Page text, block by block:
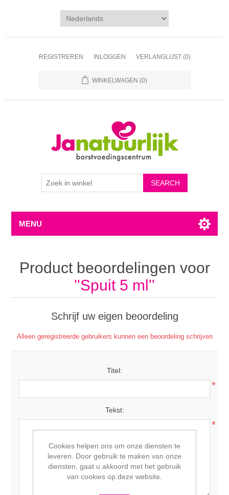
REGISTREREN INLOGGEN VERLANGLIJST (0)
WINKELWAGEN (0)
MENU
Product beoordelingen voor
Spuit 5 ml
Schrijf uw eigen beoordeling
Alleen geregistreerde gebruikers kunnen een beoordeling schrijven
Titel:
*
Tekst:
*
Cookies helpen ons om onze diensten te
leveren. Door gebruik te maken van onze
diensten, gaat u akkoord met het gebruik
van cookies op deze website.